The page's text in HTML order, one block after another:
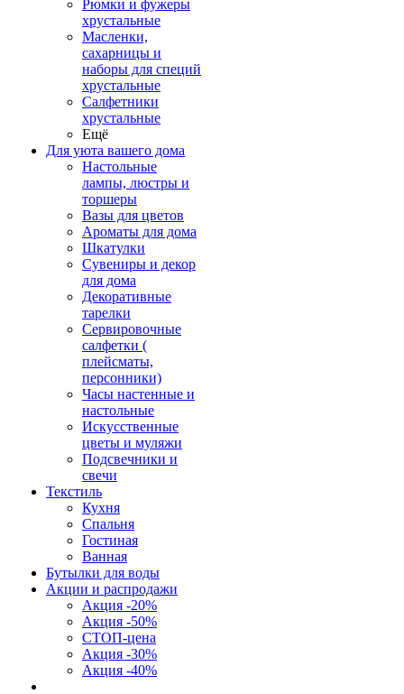
Рюмки и фужеры
хрустальные
Масленки,
сахарницы и
наборы для специй
хрустальные
Салфетники
хрустальные
Ещё
Для уюта вашего дома
Настольные
лампы, люстры и
торшеры
Вазы для цветов
Ароматы для дома
Шкатулки
Сувениры и декор
для дома
Декоративные
тарелки
Сервировочные
салфетки (
плейсматы,
персонники)
Часы настенные и
настольные
Искусственные
цветы и муляжи
Подсвечники и
свечи
Текстиль
Кухня
Спальня
Гостиная
Ванная
Бутылки для воды
Акции и распродажи
Акция -20%
Акция -50%
СТОП-цена
Акция -30%
Акция -40%